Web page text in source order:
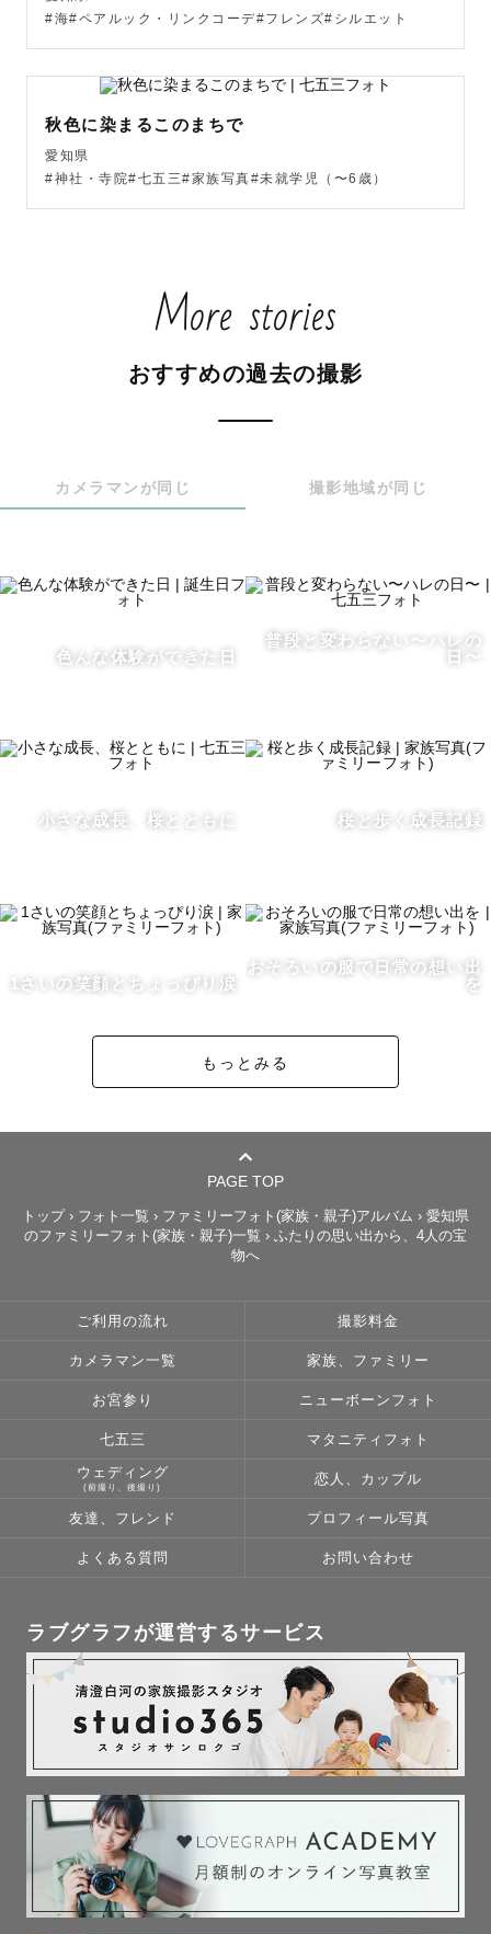
だからこそ、
・泣いてしまっても大丈夫
・じっとできなくても大丈夫
完璧な笑顔だけではありません。
未来で見返したときに、「この時こんなだったね」と笑い
その日その瞬間を、オンリーワンの宝物にします。
活動エリアについて
交通費無料エリア
交通費別途で、全国どこでも出張対応可能です。
自己紹介
一緒にされがち🎁
ドリフターズを見て育ち、自然と人を笑顔にすることが好
普段はカラーに基づいた個性をお伝えするお仕事をしてい
#海#ペアルック・リンクコーデ#フレンズ#シルエット
秋色に染まるこのまちで
愛知県
#神社・寺院#七五三#家族写真#未就学児（〜6歳）
More stories
おすすめの過去の撮影
カメラマンが同じ 撮影地域が同じ
色んな体験ができた日
普段と変わらない〜ハレの
日〜
小さな成長、桜とともに 桜と歩く成長記録
1さいの笑顔とちょっぴり涙
おそろいの服で日常の想い出
を
もっとみる
PAGE TOP
トップ › フォト一覧 › ファミリーフォト(家族・親子)アルバム › 愛知県
のファミリーフォト(家族・親子)一覧 › ふたりの思い出から、4人の宝
物へ
ご利用の流れ 撮影料金
カメラマン一覧 家族、ファミリー
お宮参り ニューボーンフォト
七五三 マタニティフォト
ウェディング
(前撮り、後撮り)
恋人、カップル
友達、フレンド プロフィール写真
よくある質問 お問い合わせ
ラブグラフが運営するサービス